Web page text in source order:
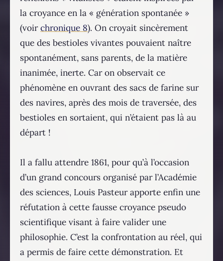
la croyance en la « génération spontanée »
(voirchronique 8). On croyait sincèrement
que des bestioles vivantes pouvaient naître
spontanément, sans parents, de la matière
inanimée, inerte. Car on observait ce
phénomène en ouvrant des sacs de farine sur
des navires, après des mois de traversée, des
bestioles en sortaient, qui n’étaient pas là au
départ !
Il a fallu attendre 1861, pour qu’à l’occasion
d’un grand concours organisé par l’Académie
des sciences, Louis Pasteur apporte enfin une
réfutation à cette fausse croyance pseudo
scientifique visant à faire valider une
philosophie. C’est la confrontation au réel, qui
a permis de faire cette démonstration. Et